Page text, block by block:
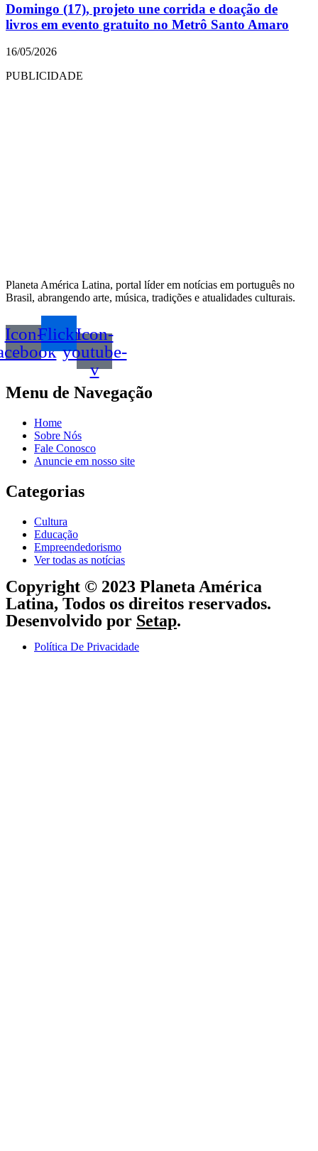
Domingo (17), projeto une corrida e doação de
livros em evento gratuito no Metrô Santo Amaro
16/05/2026
PUBLICIDADE
Planeta América Latina, portal líder em notícias em português no
Brasil, abrangendo arte, música, tradições e atualidades culturais.
Icon-FlickrIcon-
youtube-
v
Menu de Navegação
Home
Sobre Nós
Fale Conosco
Anuncie em nosso site
Categorias
Cultura
Educação
Empreendedorismo
Ver todas as notícias
Copyright © 2023 Planeta América
Latina, Todos os direitos reservados.
Desenvolvido por Setap.
Política De Privacidade